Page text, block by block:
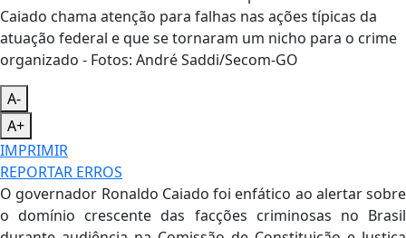
Caiado chama atenção para falhas nas ações típicas da
atuação federal e que se tornaram um nicho para o crime
organizado - Fotos: André Saddi/Secom-GO
A-
A+
IMPRIMIR
REPORTAR ERROS
O governador Ronaldo Caiado foi enfático ao alertar sobre
o domínio crescente das facções criminosas no Brasil